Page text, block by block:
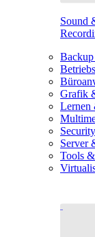
Sound
Grafik
Lernen
Security
Server
Tools